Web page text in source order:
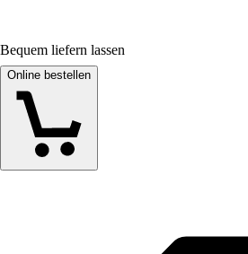
Bequem liefern lassen
Online bestellen